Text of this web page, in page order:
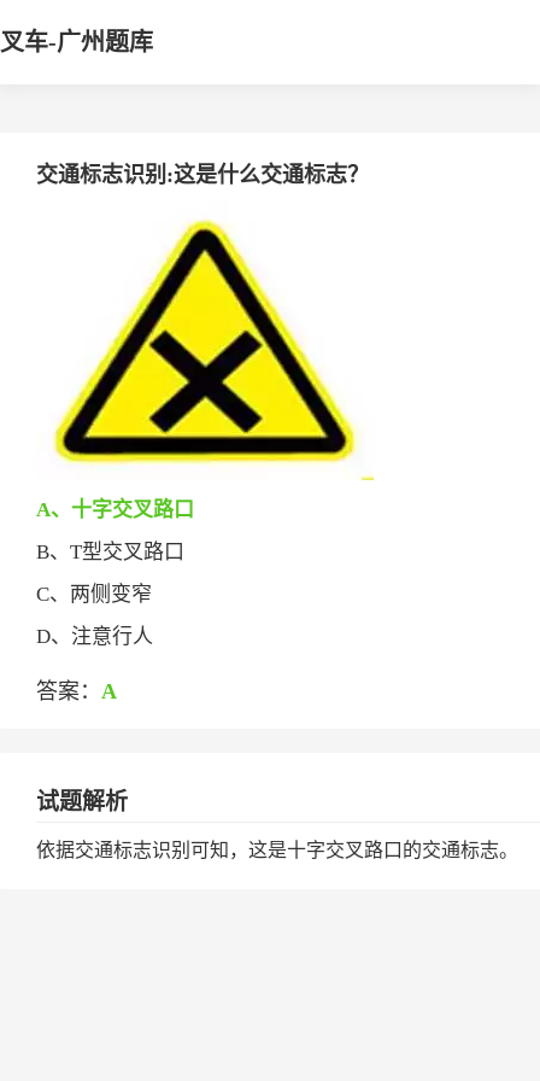
叉车-广州题库
交通标志识别:这是什么交通标志？
A、十字交叉路口
B、T型交叉路口
C、两侧变窄
D、注意行人
答案： A
试题解析
依据交通标志识别可知，这是十字交叉路口的交通标志。